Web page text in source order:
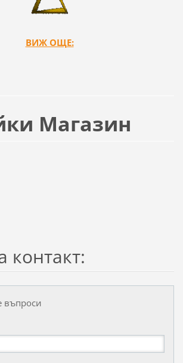
ВИЖ ОЩЕ:
Магазин
контакт:
въпроси